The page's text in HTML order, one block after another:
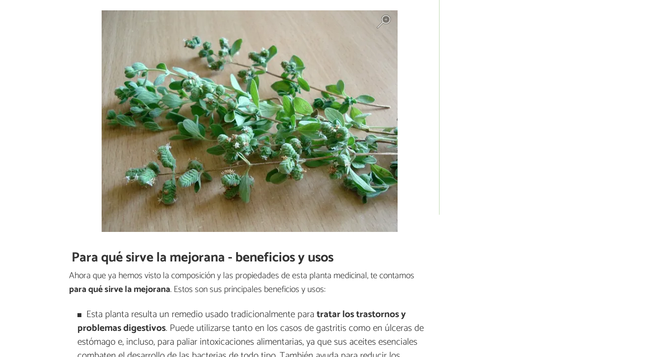
Para qué sirve la mejorana - beneficios y usos
Ahora que ya hemos visto la composición y las propiedades de esta planta medicinal, te contamos
para qué sirve la mejorana. Estos son sus principales beneficios y usos:
Esta planta resulta un remedio usado tradicionalmente paratratar los trastornos y
problemas digestivos. Puede utilizarse tanto en los casos de gastritis como en úlceras de
estómago e, incluso, para paliar intoxicaciones alimentarias, ya que sus aceites esenciales